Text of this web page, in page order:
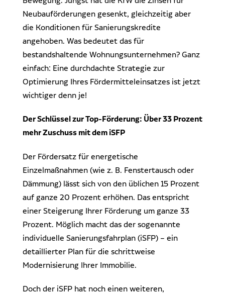
Ansprechpartner
Experten finden
Regionale Experten
Kontakt aufnehmen
Pressekontakt
Redaktionelle Anfragen
Dr. Klein Wowi Business Lunch
Investitionsrechnung trifft Unternehmensplanung
WOWIPORT: Einfach zu lernen, einfach zu bedienen
Neubauförderungen gesenkt, gleichzeitig aber
die Konditionen für Sanierungskredite
angehoben. Was bedeutet das für
bestandshaltende Wohnungsunternehmen? Ganz
einfach: Eine durchdachte Strategie zur
Optimierung Ihres Fördermitteleinsatzes ist jetzt
wichtiger denn je!
Der Schlüssel zur Top-Förderung: Über 33 Prozent
mehr Zuschuss mit dem iSFP
Der Fördersatz für energetische
Einzelmaßnahmen (wie z. B. Fenstertausch oder
Dämmung) lässt sich von den üblichen 15 Prozent
auf ganze 20 Prozent erhöhen. Das entspricht
einer Steigerung Ihrer Förderung um ganze 33
Prozent. Möglich macht das der sogenannte
individuelle Sanierungsfahrplan (iSFP) – ein
detaillierter Plan für die schrittweise
Modernisierung Ihrer Immobilie.
Doch der iSFP hat noch einen weiteren,